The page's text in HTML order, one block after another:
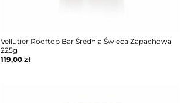
Vellutier Rooftop Bar Średnia Świeca Zapachowa
225g
119,00zł